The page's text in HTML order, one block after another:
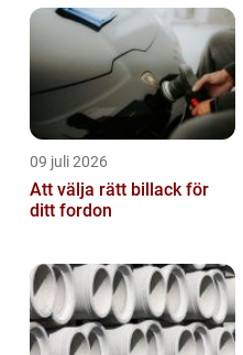
09 juli 2026
Att välja rätt billack för
ditt fordon